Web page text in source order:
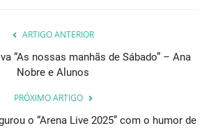
ARTIGO ANTERIOR
“As nossas manhãs de Sábado” – Ana
Nobre e Alunos
PRÓXIMO ARTIGO
o “Arena Live 2025” com o humor de